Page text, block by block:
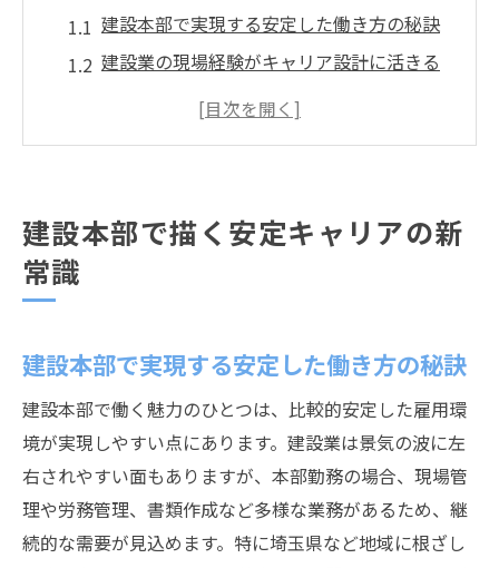
建設本部で実現する安定した働き方の秘訣
建設業の現場経験がキャリア設計に活きる
能性
現場課題を乗り越える建設本部の仕事術
ローチ
法
建設埼玉労災保険など活用した安全確保の
工夫
労働組合と連携した建設本部の業務効率化
建設本部で描く安定キャリアの新
常識
建設本部で実現する安定した働き方の秘訣
建設本部で働く魅力のひとつは、比較的安定した雇用環
境が実現しやすい点にあります。建設業は景気の波に左
右されやすい面もありますが、本部勤務の場合、現場管
理や労務管理、書類作成など多様な業務があるため、継
続的な需要が見込めます。特に埼玉県など地域に根ざし